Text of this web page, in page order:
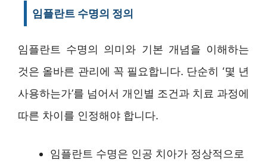
임플란트 수명의 정의
임플란트 수명의 의미와 기본 개념을 이해하는
것은 올바른 관리에 꼭 필요합니다. 단순히 ‘몇 년
사용하는가’를 넘어서 개인별 조건과 치료 과정에
따른 차이를 인정해야 합니다.
임플란트 수명은 인공 치아가 정상적으로